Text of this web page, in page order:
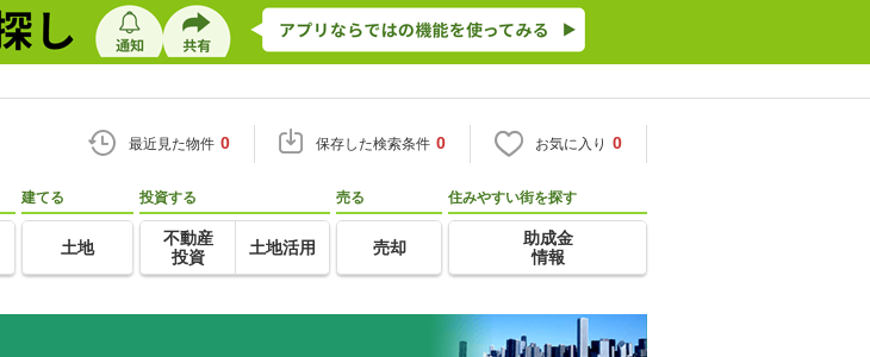
最近見た物件 0 保存した検索条件 0 お気に入り 0
建てる
土地
投資する
不動産
投資
土地活用
売る
売却
住みやすい街を探す
助成金
情報